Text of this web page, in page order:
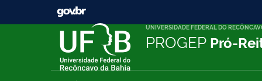
UNIVERSIDADE FEDERAL DO
PROGEP Pró-